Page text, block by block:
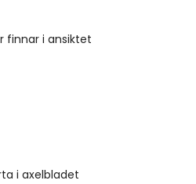
finnar i ansiktet
i axelbladet